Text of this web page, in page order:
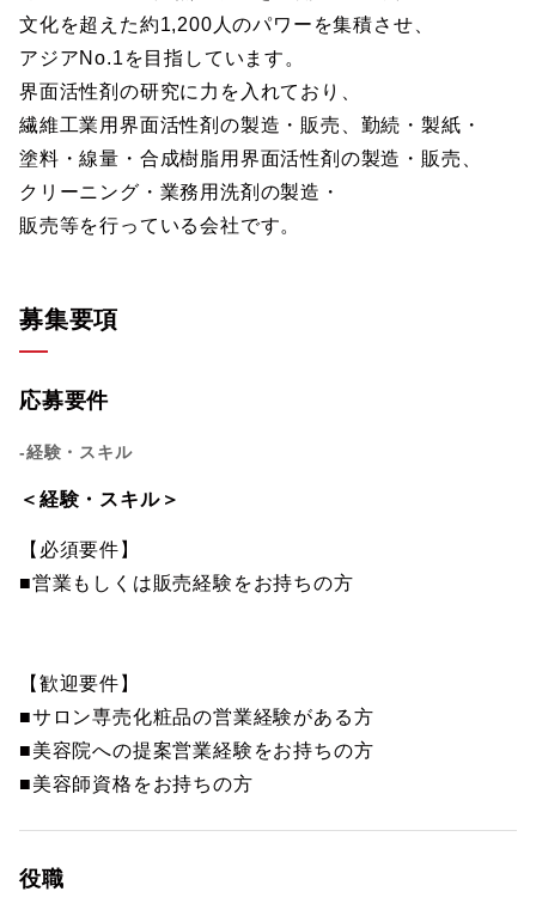
文化を超えた約1,200人のパワーを集積させ、
アジアNo.1を目指しています。
界面活性剤の研究に力を入れており、
繊維工業用界面活性剤の製造・販売、勤続・製紙・
塗料・線量・合成樹脂用界面活性剤の製造・販売、
クリーニング・業務用洗剤の製造・
販売等を行っている会社です。
募集要項
応募要件
-経験・スキル
＜経験・スキル＞
【必須要件】
■営業もしくは販売経験をお持ちの方
【歓迎要件】
■サロン専売化粧品の営業経験がある方
■美容院への提案営業経験をお持ちの方
■美容師資格をお持ちの方
役職